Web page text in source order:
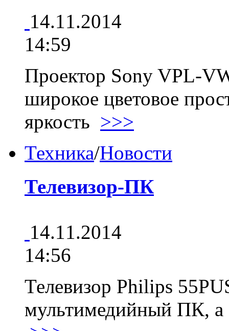
14.11.2014
14:59
Проектор Sony VPL-
широкое цветовое
яркость >>>
Техника/Новости
Телевизор-ПК
14.11.2014
14:56
Телевизор Philips
мультимедийный ПК, а